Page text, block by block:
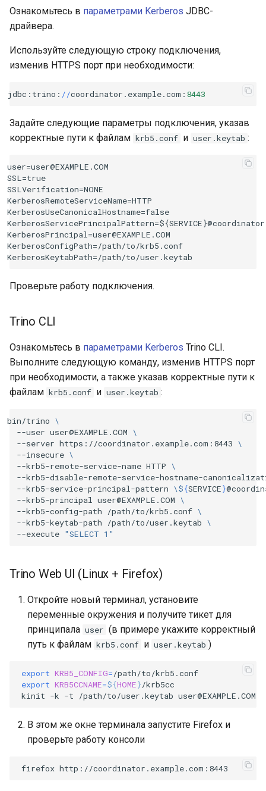
Ознакомьтесь в параметрами Kerberos JDBC-
драйвера.
Используйте следующую строку подключения,
изменив HTTPS порт при необходимости:
jdbc : trino : //coordinator . example.com : 8443
Задайте следующие параметры подключения, указав
корректные пути к файлам krb5.conf и user.keytab :
user=user@EXAMPLE.COM
SSL=true
SSLVerification=NONE
KerberosRemoteServiceName=HTTP
KerberosUseCanonicalHostname=false
KerberosPrincipal=user@EXAMPLE.COM
KerberosConfigPath=/path/to/krb5.conf
Проверьте работу подключения.
Trino CLI
Ознакомьтесь в параметрами Kerberos Trino CLI.
Выполните следующую команду, изменив HTTPS порт
при необходимости, а также указав корректные пути к
файлам krb5.conf и user.keytab :
bin/trino \
--user user@EXAMPLE.COM \
--server https://coordinator.example.com:8443 \
--insecure \
--krb5-remote-service-name HTTP \
--krb5-disable-remote-service-hostname-
--krb5-service-principal-pattern \${SERVICE}
--krb5-principal
user@EXAMPLE.COM \
--krb5-config-path
/path/to/krb5.conf \
--krb5-keytab-path
/path/to/user.keytab \
--execute "SELECT 1"
Trino Web UI (Linux + Firefox)
Откройте новый терминал, установите
переменные окружения и получите тикет для
принципала user (в примере укажите корректный
путь к файлам krb5.conf и user.keytab )
export KRB5_CONFIG=
export KRB5CCNAME=${HOME}
kinit -k -t /path/to/user.keytab
В этом же окне терминала запустите Firefox и
проверьте работу консоли
firefox